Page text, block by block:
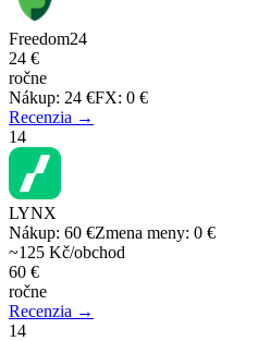
Freedom24
24 €
ročne
Nákup: 24 €FX: 0 €
Recenzia →
14
LYNX
Nákup: 60 €Zmena meny: 0 €
~125 Kč/obchod
60 €
ročne
Recenzia →
14